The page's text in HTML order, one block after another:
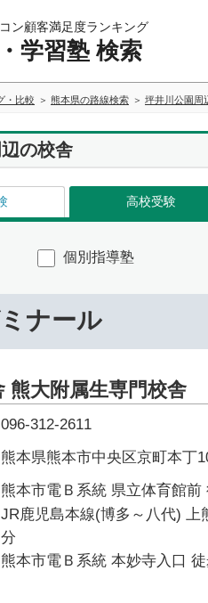
ン顧客満足度ランキング
学習塾 検索
・比較 熊本県の路線検索 坪井川公園周
の校舎
高校受験
個別指導塾
ナール
熊大附属生専門校舎
096-312-2611
熊本県熊本市中央区京町本丁
熊本市電Ｂ系統 県立体育館前
JR鹿児島本線(博多～八代) 上
分
熊本市電Ｂ系統 本妙寺入口